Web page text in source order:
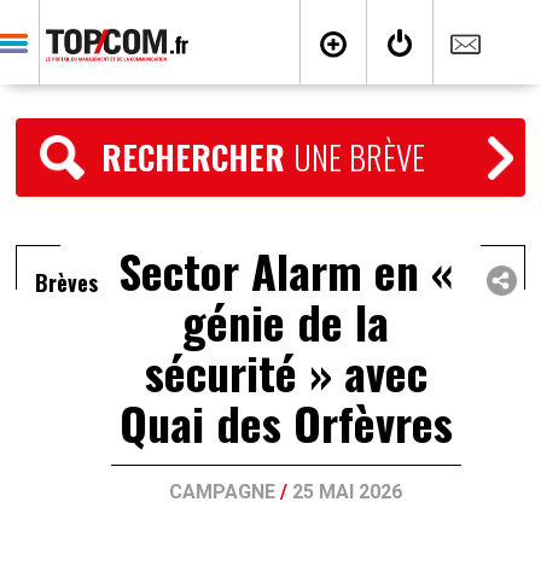
RECHERCHER UNE BRÈVE
Brèves Sector Alarm en «
génie de la
sécurité » avec
Quai des Orfèvres
CAMPAGNE / 25 MAI 2026